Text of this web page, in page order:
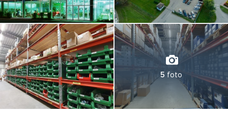
5 foto